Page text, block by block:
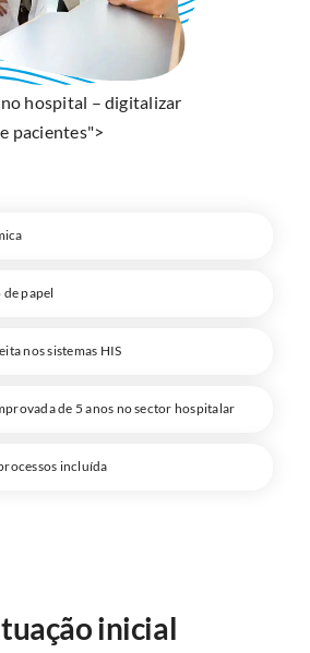
hospital – digitalizar
pacientes">
de papel
nos sistemas HIS
de 5 anos no sector hospitalar
incluída
inicial